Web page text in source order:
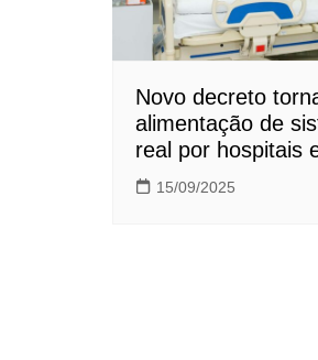
Novo decreto
alimentação de
real por hospitais
15/09/2025